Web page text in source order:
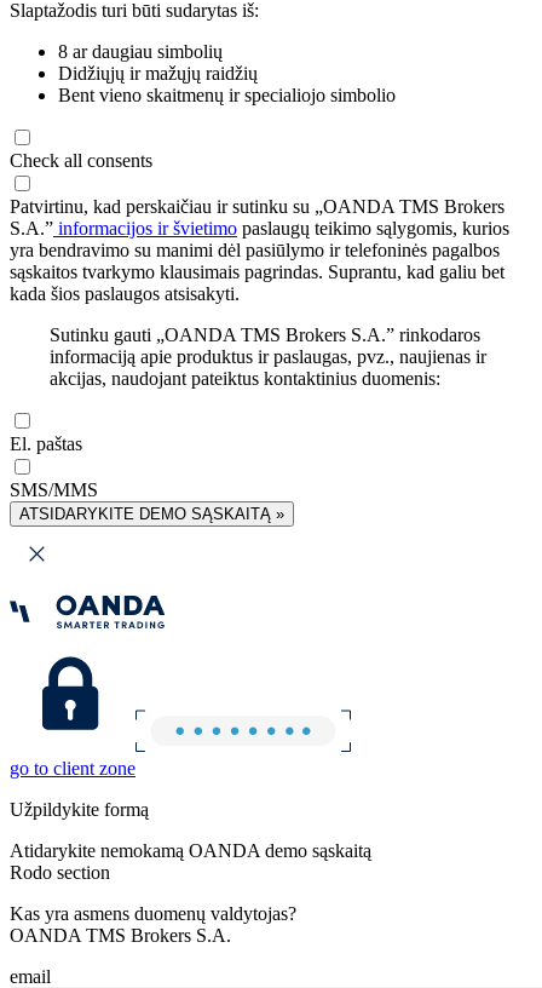
Slaptažodis turi būti sudarytas iš:
8 ar daugiau simbolių
Didžiųjų ir mažųjų raidžių
Bent vieno skaitmenų ir specialiojo simbolio
Check all consents
Patvirtinu, kad perskaičiau ir sutinku su „OANDA TMS Brokers
S.A.” informacijos ir švietimo paslaugų teikimo sąlygomis, kurios
yra bendravimo su manimi dėl pasiūlymo ir telefoninės pagalbos
sąskaitos tvarkymo klausimais pagrindas. Suprantu, kad galiu bet
kada šios paslaugos atsisakyti.
Sutinku gauti „OANDA TMS Brokers S.A.” rinkodaros
informaciją apie produktus ir paslaugas, pvz., naujienas ir
akcijas, naudojant pateiktus kontaktinius duomenis:
El. paštas
SMS/MMS
ATSIDARYKITE DEMO SĄSKAITĄ »
go to client zone
Užpildykite formą
Atidarykite nemokamą OANDA demo sąskaitą
Rodo section
Kas yra asmens duomenų valdytojas?
OANDA TMS Brokers S.A.
email